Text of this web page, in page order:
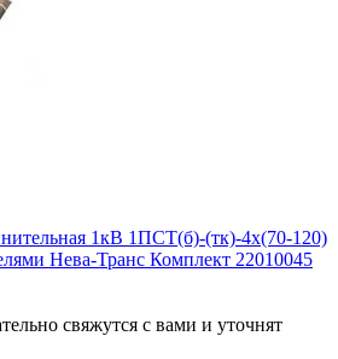
1кВ 1ПСТ(б)-(тк)-4х(70-120)
Нева-Транс Комплект 22010045
свяжутся с вами и уточнят